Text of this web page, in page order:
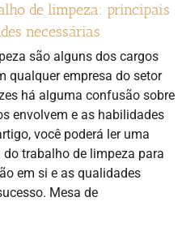
de limpeza: principais
necessárias
são alguns dos cargos
qualquer empresa do setor
há alguma confusão sobre
envolvem e as habilidades
você poderá ler uma
trabalho de limpeza para
em si e as qualidades
Mesa de